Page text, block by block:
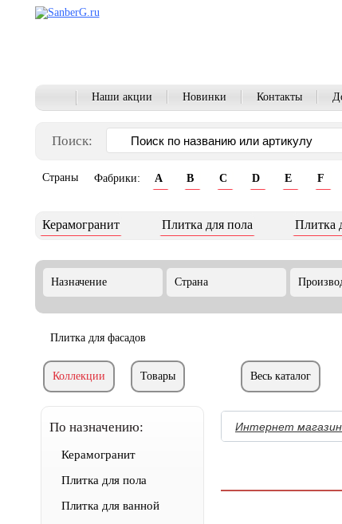
Наши акции Новинки Контакты
Поиск:
Страны Фабрики: A B C D E F
Керамогранит Плитка для пола Плитка
Назначение Страна
Плитка для фасадов
Коллекции Товары Весь каталог
По назначению:
Керамогранит
Плитка для пола
Плитка для ванной
Интернет магазин